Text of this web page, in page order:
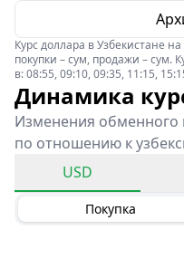
Курс доллара в Узбекистане
покупки – сум, продажи – сум.
в: 08:55, 09:10, 09:35, 11:15,
Динамика
Изменения обменного
по отношению к
USD
Покупка